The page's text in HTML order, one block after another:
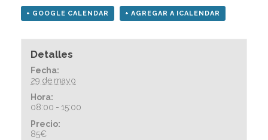
+ GOOGLE CALENDAR + AGREGAR A ICALENDAR
Detalles
Fecha:
29 de mayo
Hora:
08:00 - 15:00
Precio:
85€